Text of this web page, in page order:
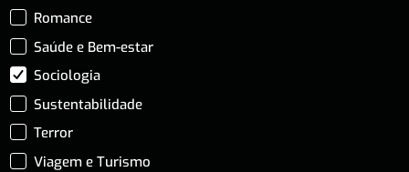
Romance
Saúde e Bem-estar
Sociologia
Sustentabilidade
Terror
Viagem e Turismo